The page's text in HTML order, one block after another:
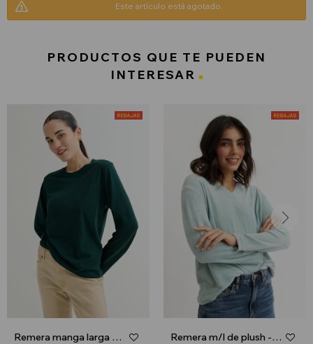
Este artículo está agotado.
PRODUCTOS QUE TE PUEDEN
INTERESAR
Remera manga larga básica - Verde
Remera m/l de plush - Verde menta